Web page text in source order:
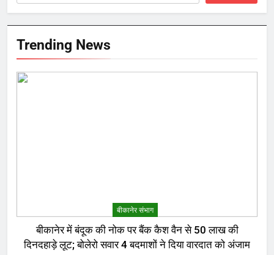
Trending News
बीकानेर संभाग
बीकानेर में बंदूक की नोक पर बैंक कैश वैन से 50 लाख की
दिनदहाड़े लूट; बोलेरो सवार 4 बदमाशों ने दिया वारदात को अंजाम